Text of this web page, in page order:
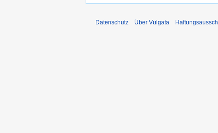
Datenschutz Über Vulgata